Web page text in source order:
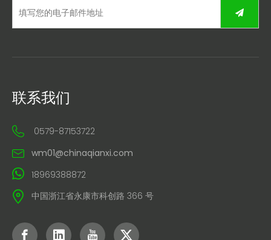
联系我们
0579-87153722
wm01@chinaqianxi.com
18969388872
中国浙江省永康市科创路 366 号